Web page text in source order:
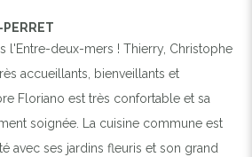
l'Entre-deux-mers ! Thierry, Christophe
accueillants, bienveillants et
Floriano est très confortable et sa
soignée. La cuisine commune est
avec ses jardins fleuris et son grand